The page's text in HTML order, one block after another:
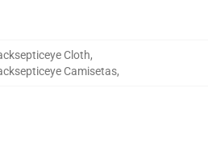
Cloth,
Camisetas,